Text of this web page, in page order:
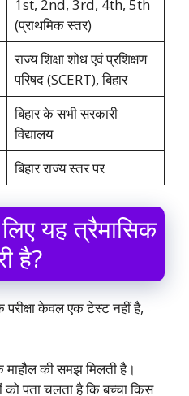
1st, 2nd, 3rd, 4th, 5th
(प्राथमिक स्तर)
राज्य शिक्षा शोध एवं प्रशिक्षण
परिषद (SCERT), बिहार
बिहार के सभी सरकारी
विद्यालय
बिहार राज्य स्तर पर
यह त्रैमासिक
है?
केवल एक टेस्ट नहीं है,
माहौल की समझ मिलती है।
को पता चलता है कि बच्चा किस